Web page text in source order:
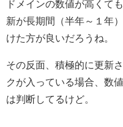
ドメインの数値が高くて
新が長期間（半年～１年
けた方が良いだろうね。
その反面、積極的に更新
クが入っている場合、数
は判断してるけど。